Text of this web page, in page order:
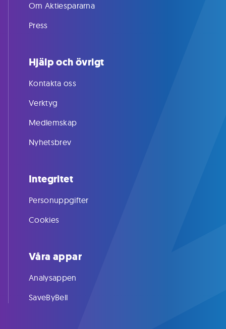
Om Aktiespararna
Press
Hjälp och övrigt
Kontakta oss
Verktyg
Medlemskap
Nyhetsbrev
Integritet
Personuppgifter
Cookies
Våra appar
Analysappen
SaveByBell